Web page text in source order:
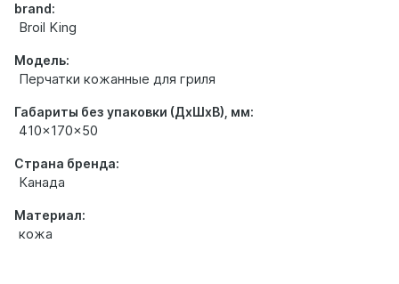
brand:
Broil King
Модель:
Перчатки кожанные для гриля
Габариты без упаковки (ДхШхВ), мм:
410x170x50
Страна бренда:
Канада
Материал:
кожа